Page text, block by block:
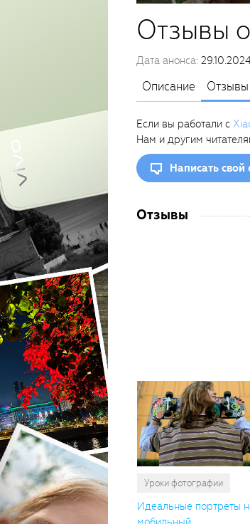
Отзывы
Дата анонса:
Описание Отзывы
Если вы работали с
Нам и другим
Написать свой
Отзывы
Уроки фотографии
Идеальные портреты